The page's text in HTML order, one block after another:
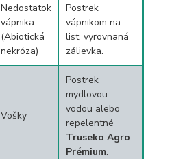
Nedostatok
vápnika
(Abiotická
nekróza)
Postrek
vápnikom na
list, vyrovnaná
zálievka.
Vošky
Postrek
mydlovou
vodou alebo
repelentné
Truseko Agro
Prémium.